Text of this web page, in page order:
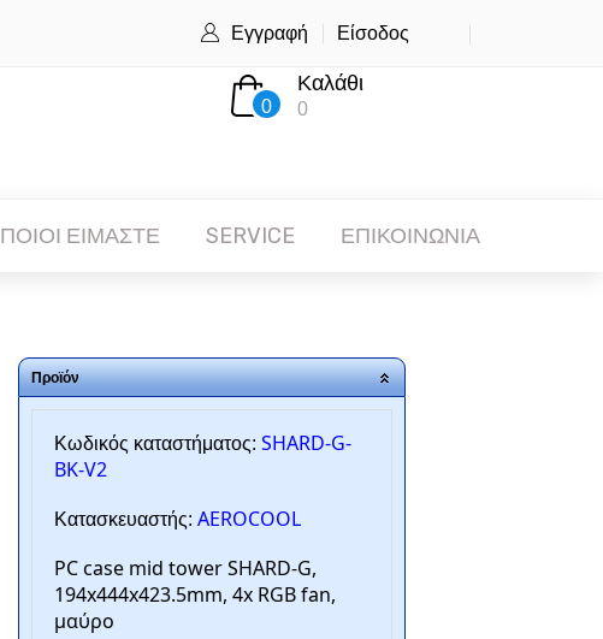
Εγγραφή Είσοδος
0
Καλάθι
0
ΠΟΙΟΙ ΕΙΜΑΣΤΕ SERVICE ΕΠΙΚΟΙΝΩΝΙΑ
Προϊόν
Κωδικός καταστήματος: SHARD-G-
BK-V2
Κατασκευαστής: AEROCOOL
PC case mid tower SHARD-G,
194x444x423.5mm, 4x RGB fan,
μαύρο